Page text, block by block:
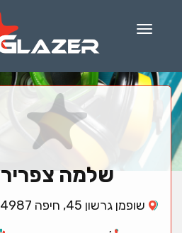
Menu
שלמה צפריר
שופמן גרשון 45, חיפה 34987